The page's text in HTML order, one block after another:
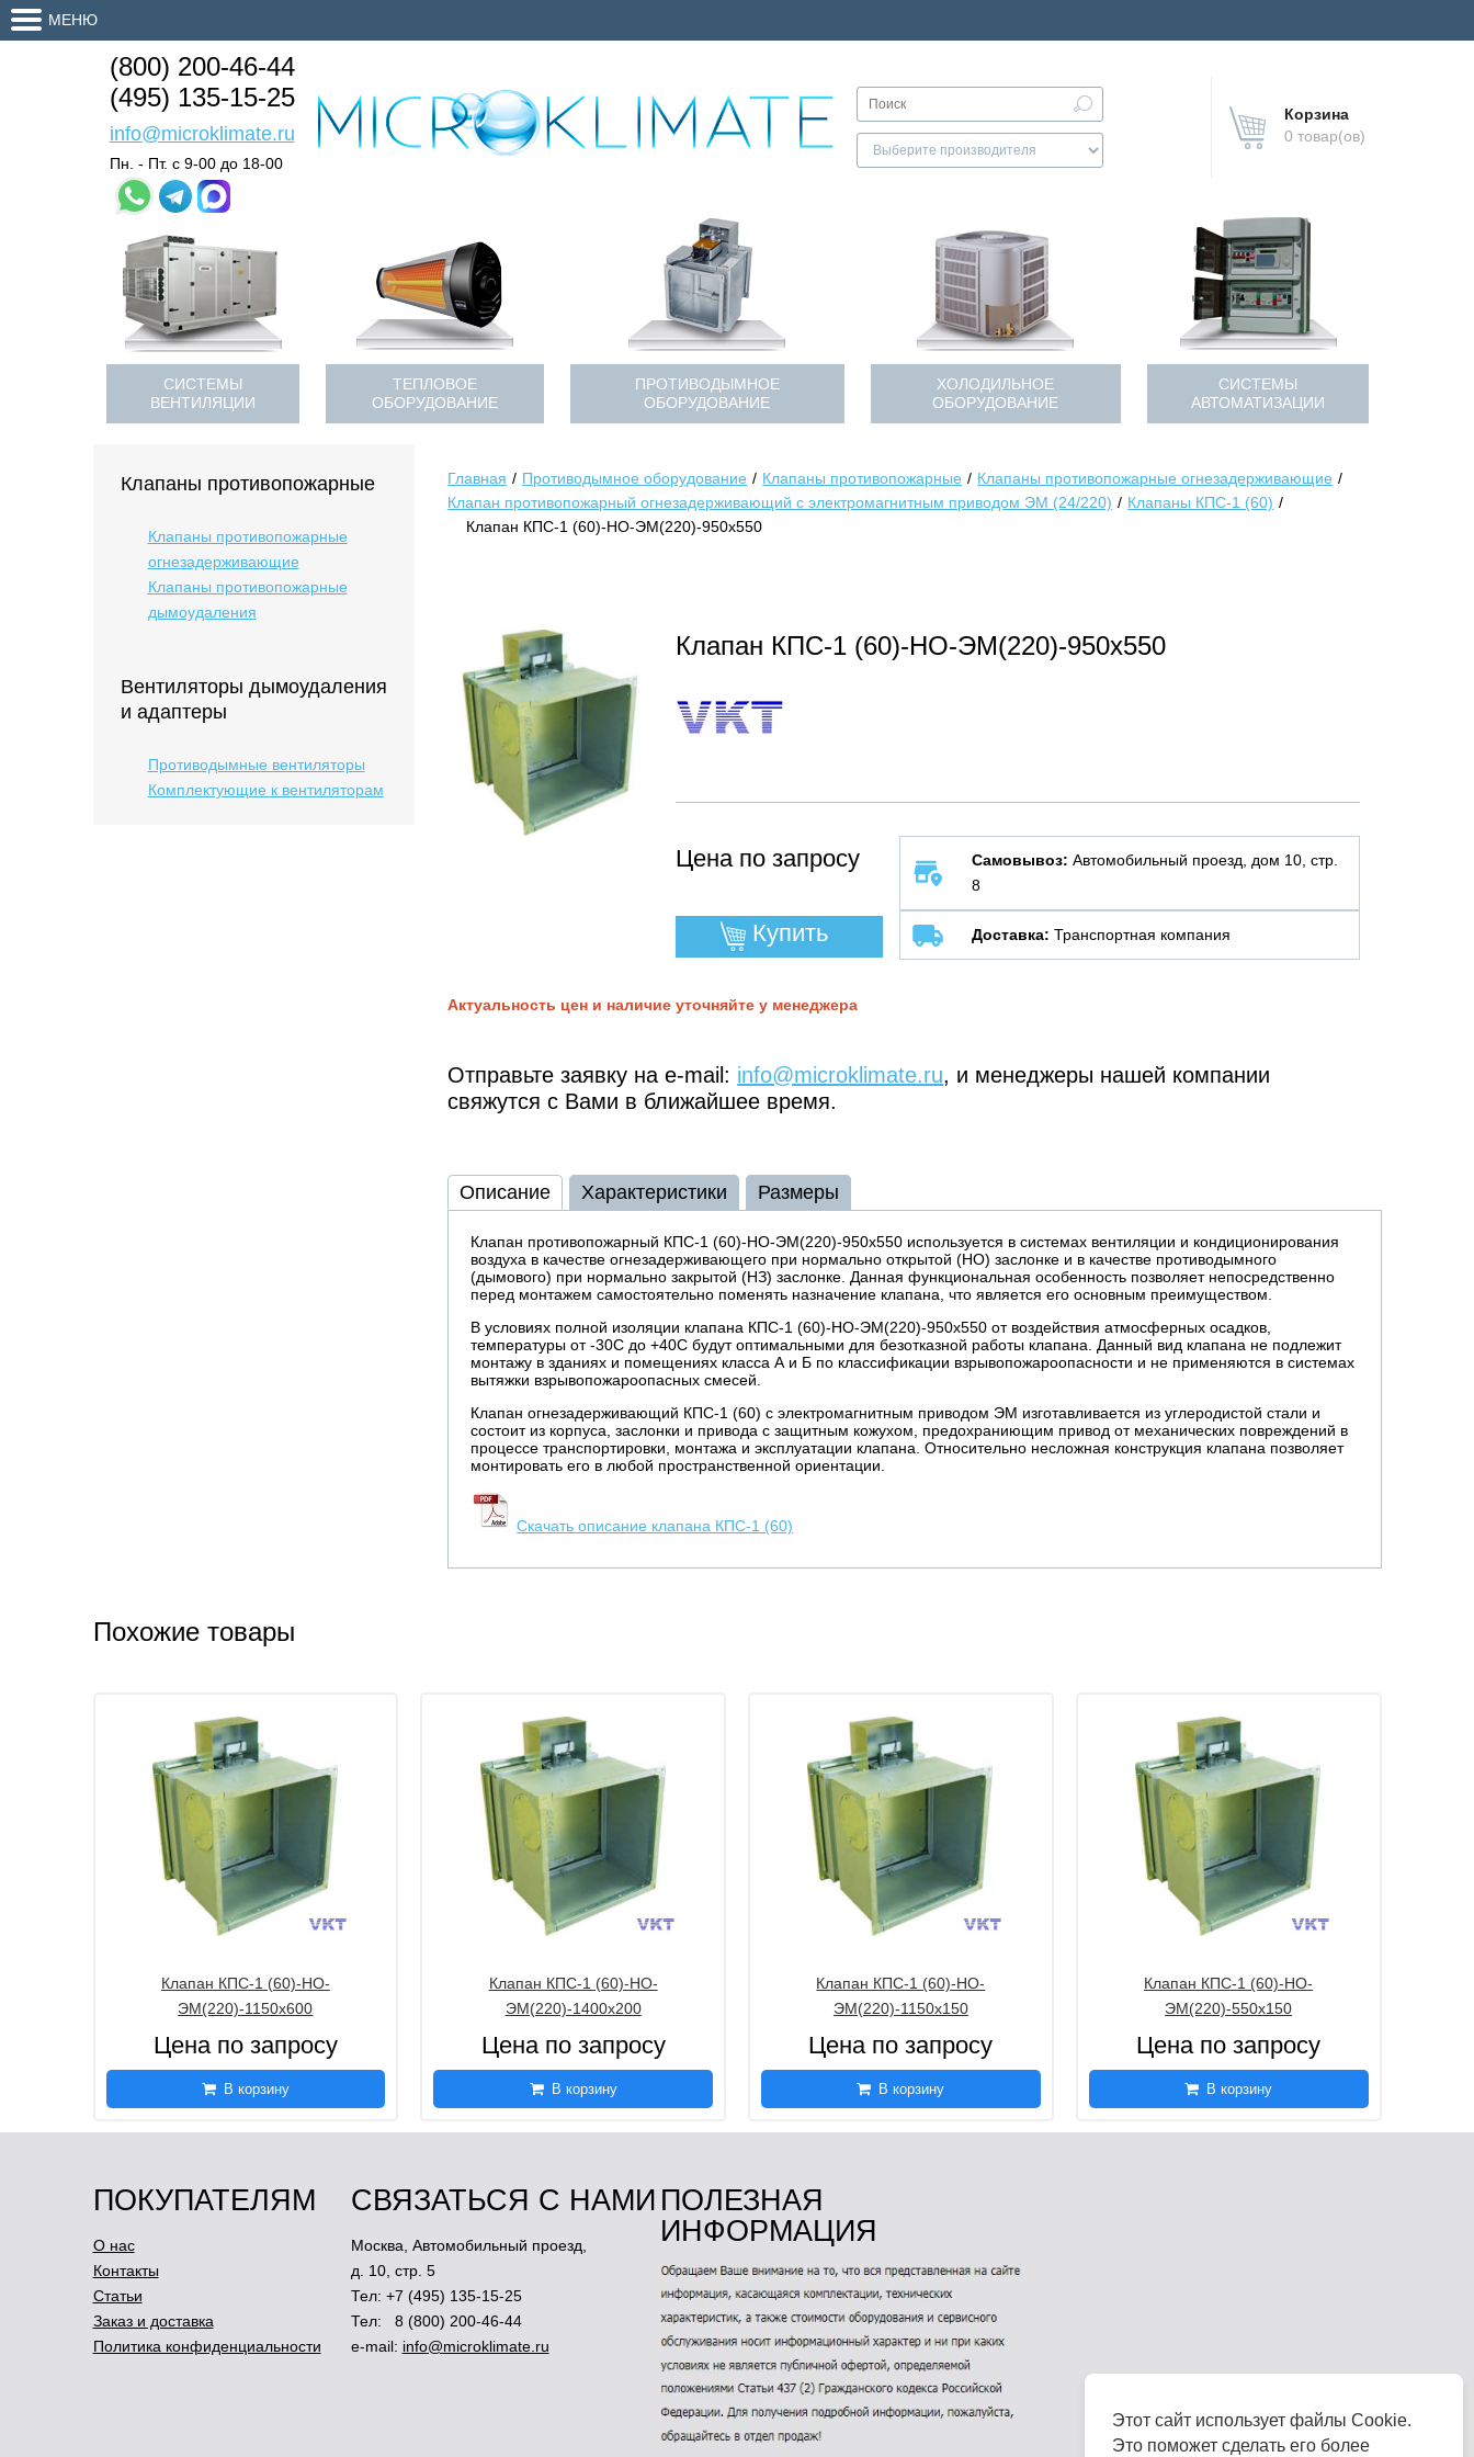
МЕНЮ
(800) 200-46-44
(495) 135-15-25
info@microklimate.ru
Пн. - Пт. с 9-00 до 18-00
Корзина
0 товар(ов)
СИСТЕМЫ
ВЕНТИЛЯЦИИ
ТЕПЛОВОЕ
ОБОРУДОВАНИЕ
ПРОТИВОДЫМНОЕ
ОБОРУДОВАНИЕ
ХОЛОДИЛЬНОЕ
ОБОРУДОВАНИЕ
СИСТЕМЫ
АВТОМАТИЗАЦИИ
Клапаны противопожарные
Клапаны противопожарные
огнезадерживающие
Клапаны противопожарные
дымоудаления
Вентиляторы дымоудаления
и адаптеры
Противодымные вентиляторы
Комплектующие к вентиляторам
Главная Противодымное оборудование Клапаны противопожарные
Клапаны противопожарные огнезадерживающие
Клапан противопожарный огнезадерживающий с электромагнитным приводом ЭМ (24/220)
Клапаны КПС-1 (60)
Клапан КПС-1 (60)-НО-ЭМ(220)-950х550
Клапан КПС-1 (60)-НО-ЭМ(220)-950х550
Цена по запросу
Купить
Самовывоз: Автомобильный проезд, дом 10, стр.
8
Доставка: Транспортная компания
Актуальность цен и наличие уточняйте у менеджера
Отправьте заявку на e-mail: info@microklimate.ru, и менеджеры нашей компании
свяжутся с Вами в ближайшее время.
Описание Характеристики Размеры
Клапан противопожарный КПС-1 (60)-НО-ЭМ(220)-950х550 используется в системах вентиляции и кондиционирования
воздуха в качестве огнезадерживающего при нормально открытой (НО) заслонке и в качестве противодымного
(дымового) при нормально закрытой (НЗ) заслонке. Данная функциональная особенность позволяет непосредственно
перед монтажем самостоятельно поменять назначение клапана, что является его основным преимуществом.
В условиях полной изоляции клапана КПС-1 (60)-НО-ЭМ(220)-950х550 от воздействия атмосферных осадков,
температуры от -30С до +40С будут оптимальными для безотказной работы клапана. Данный вид клапана не подлежит
монтажу в зданиях и помещениях класса А и Б по классификации взрывопожароопасности и не применяются в системах
вытяжки взрывопожароопасных смесей.
Клапан огнезадерживающий КПС-1 (60) с электромагнитным приводом ЭM изготавливается из углеродистой стали и
состоит из корпуса, заслонки и привода с защитным кожухом, предохраниющим привод от механических повреждений в
процессе транспортировки, монтажа и эксплуатации клапана. Относительно несложная конструкция клапана позволяет
монтировать его в любой пространственной ориентации.
Скачать описание клапана КПС-1 (60)
Похожие товары
Клапан КПС-1 (60)-НО-
ЭМ(220)-1150х600
Цена по запросу
В корзину
Клапан КПС-1 (60)-НО-
ЭМ(220)-1400х200
Цена по запросу
В корзину
Клапан КПС-1 (60)-НО-
ЭМ(220)-1150х150
Цена по запросу
В корзину
Клапан КПС-1 (60)-НО-
ЭМ(220)-550х150
Цена по запросу
В корзину
ПОКУПАТЕЛЯМ
О нас
Контакты
Статьи
Заказ и доставка
Политика конфиденциальности
СВЯЗАТЬСЯ С НАМИ
Москва Автомобильный проезд,
д. 10, стр. 5
Тел: +7 (495) 135-15-25
Тел: 8 (800) 200-46-44
e-mail: info@microklimate.ru
ПОЛЕЗНАЯ
ИНФОРМАЦИЯ
Этот сайт использует файлы Cookie.
Это поможет сделать его более